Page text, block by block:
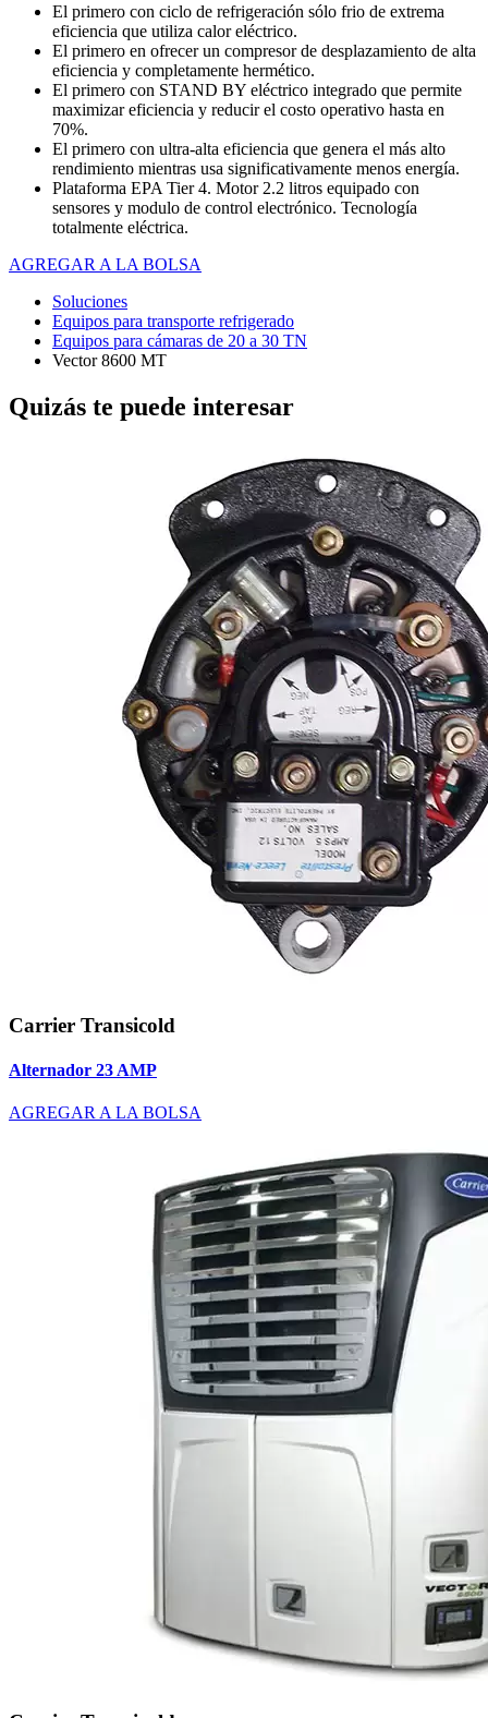
El primero con ciclo de refrigeración sólo frio de extrema
eficiencia que utiliza calor eléctrico.
El primero en ofrecer un compresor de desplazamiento de alta
eficiencia y completamente hermético.
El primero con STAND BY eléctrico integrado que permite
maximizar eficiencia y reducir el costo operativo hasta en
70%.
El primero con ultra-alta eficiencia que genera el más alto
rendimiento mientras usa significativamente menos energía.
Plataforma EPA Tier 4. Motor 2.2 litros equipado con
sensores y modulo de control electrónico. Tecnología
totalmente eléctrica.
AGREGAR A LA BOLSA
Soluciones
Equipos para transporte refrigerado
Equipos para cámaras de 20 a 30 TN
Vector 8600 MT
Quizás te puede interesar
Carrier Transicold
Alternador 23 AMP
AGREGAR A LA BOLSA